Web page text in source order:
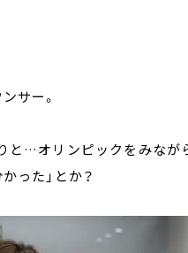
サー。
…オリンピックをみなが
った」とか？